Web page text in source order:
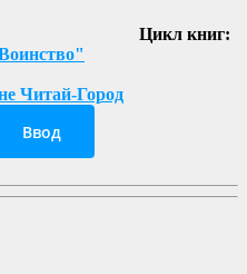
Цикл книг:
Читай-Город
Ввод